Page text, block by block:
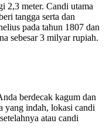
2,3 meter. Candi utama
tangga serta dan
pada tahun 1807 dan
sebesar 3 milyar rupiah.
berdecak kagum dan
yang indah, lokasi candi
atau candi